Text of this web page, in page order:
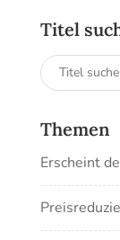
Titel
Suchen
nach:
Themen
Erscheint